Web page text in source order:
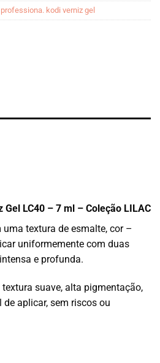
kodi verniz gel
LC40 – 7 ml – Coleção LILAC
textura de esmalte, cor –
uniformemente com duas
e profunda.
suave, alta pigmentação,
aplicar, sem riscos ou